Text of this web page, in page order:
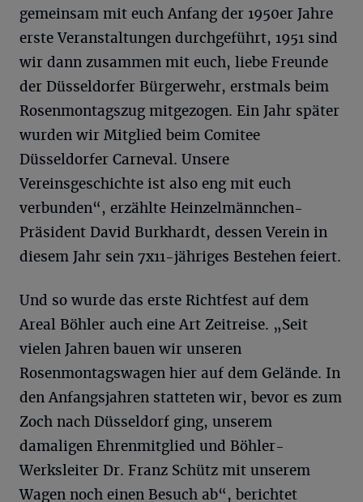
gemeinsam mit euch Anfang der 1950er Jahre
erste Veranstaltungen durchgeführt, 1951 sind
wir dann zusammen mit euch, liebe Freunde
der Düsseldorfer Bürgerwehr, erstmals beim
Rosenmontagszug mitgezogen. Ein Jahr später
wurden wir Mitglied beim Comitee
Düsseldorfer Carneval. Unsere
Vereinsgeschichte ist also eng mit euch
verbunden“, erzählte Heinzelmännchen-
Präsident David Burkhardt, dessen Verein in
diesem Jahr sein 7x11-jähriges Bestehen feiert.
Und so wurde das erste Richtfest auf dem
Areal Böhler auch eine Art Zeitreise. „Seit
vielen Jahren bauen wir unseren
Rosenmontagswagen hier auf dem Gelände. In
den Anfangsjahren statteten wir, bevor es zum
Zoch nach Düsseldorf ging, unserem
damaligen Ehrenmitglied und Böhler-
Werksleiter Dr. Franz Schütz mit unserem
Wagen noch einen Besuch ab“, berichtet